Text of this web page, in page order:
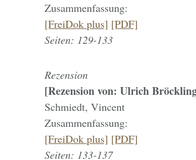
Zusammenfassung:
[FreiDok plus] [PDF]
Seiten: 129-133
Rezension
[Rezension von: Ulrich
Schmiedt, Vincent
Zusammenfassung:
[FreiDok plus] [PDF]
Seiten: 133-137